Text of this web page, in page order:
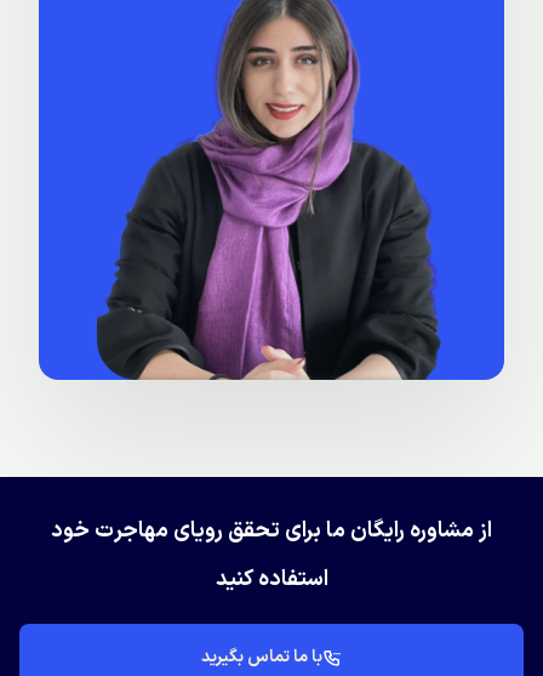
از مشاوره رایگان ما برای تحقق رویای مهاجرت خود
استفاده کنید
با ما تماس بگیرید